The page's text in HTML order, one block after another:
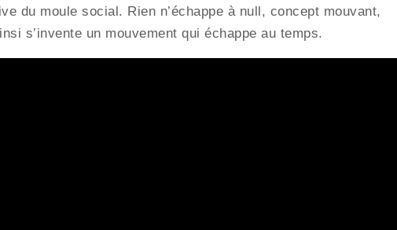
du moule social. Rien n’échappe à null, concept mouvant,
s’invente un mouvement qui échappe au temps.